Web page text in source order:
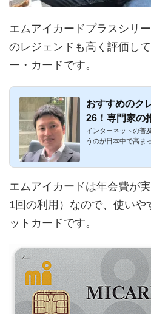
エムアイカードプラスシリ
のレジェンドも高く評価し
ー・カードです。
おすすめのク
26！専門家の
インターネットの普
うのが日本中で高ま
エムアイカードは年会費が
1回の利用）なので、使いや
ットカードです。